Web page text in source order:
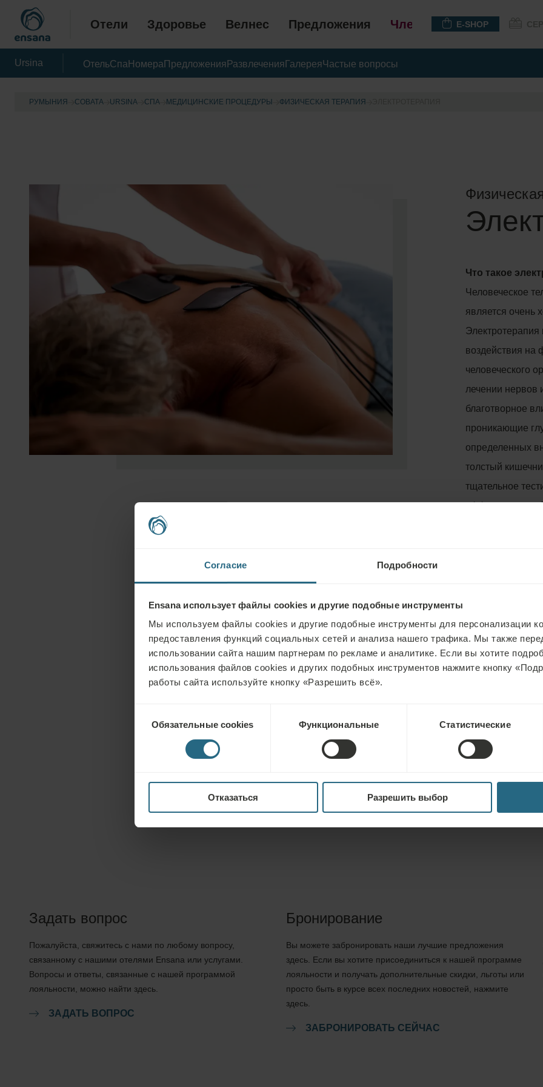
Согласие Подробности
Ensana использует файлы cookies и другие подобные инструменты
Мы используем файлы cookies и другие подобные инструменты для персонализации
предоставления функций социальных сетей и анализа нашего трафика. Мы также
использовании сайта нашим партнерам по рекламе и аналитике. Если вы хотите
использования файлов cookies и других подобных инструментов нажмите кнопку
работы сайта используйте кнопку «Разрешить всё».
согласия
Обязательные cookies Функциональные Статистические
Отказаться Разрешить выбор
Отели Здоровье Велнес Предложения Членство E-SHOP
Ursina ОтельСпа Номера Предложения Развлечения ГалереяЧастые вопросы
РУМЫНИЯ СОВАТА URSINA CПА МЕДИЦИНСКИЕ ПРОЦЕДУРЫ ФИЗИЧЕСКАЯ ТЕРАПИЯ
Что такое
Человеческое
является очень
Электротерапия
воздействия на
человеческого
лечении нервов
благотворное
проникающие
определенных
толстый
тщательное
эффективность.
достичь, мы
средней или
используемых
применяются
Положительное
Электрические
тканей,
боли,
тканей,
иммунитета,
электротерапии
Задать вопрос
Пожалуйста, свяжитесь с нами по любому вопросу,
связанному с нашими отелями Ensana или услугами.
Вопросы и ответы, связанные с нашей программой
лояльности, можно найти здесь.
ЗАДАТЬ ВОПРОС
Бронирование
Вы можете забронировать наши лучшие предложения
здесь. Если вы хотите присоединиться к нашей программе
лояльности и получать дополнительные скидки, льготы или
просто быть в курсе всех последних новостей, нажмите
здесь.
ЗАБРОНИРОВАТЬ СЕЙЧАС